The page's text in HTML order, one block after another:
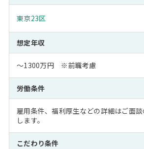
東京23区
想定年収
～1300万円 ※前職考慮
労働条件
雇用条件、福利厚生などの詳細はご面
します。
こだわり条件